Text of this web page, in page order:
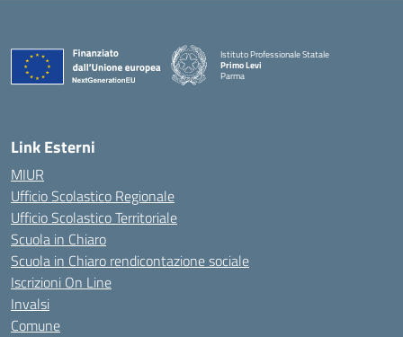
Istituto Professionale Statale
Primo Levi
Parma
Link Esterni
MIUR
Ufficio Scolastico Regionale
Ufficio Scolastico Territoriale
Scuola in Chiaro
Scuola in Chiaro rendicontazione sociale
Iscrizioni On Line
Invalsi
Comune